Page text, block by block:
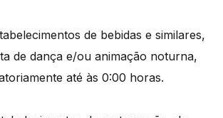
de bebidas e similares,
de dança e/ou animação noturna,
até às 0:00 horas.